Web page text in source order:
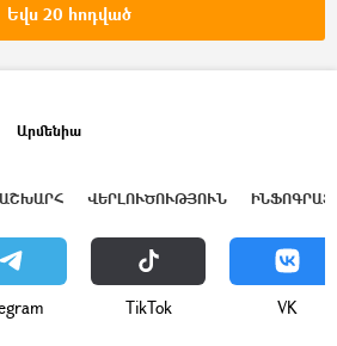
Եվս 20 հոդված
Արմենիա
ԱՇԽԱՐՀ ՎԵՐԼՈՒԾՈՒԹՅՈՒՆ
ТikТоk VK